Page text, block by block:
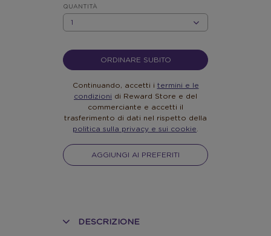
10
QUANTITÀ
ORDINARE SUBITO
Continuando, accetti i termini e le
condizioni di Reward Store e del
commerciante e accetti il
trasferimento di dati nel rispetto della
politica sulla privacy e sui cookie
AGGIUNGI AI PREFERITI
DESCRIZIONE